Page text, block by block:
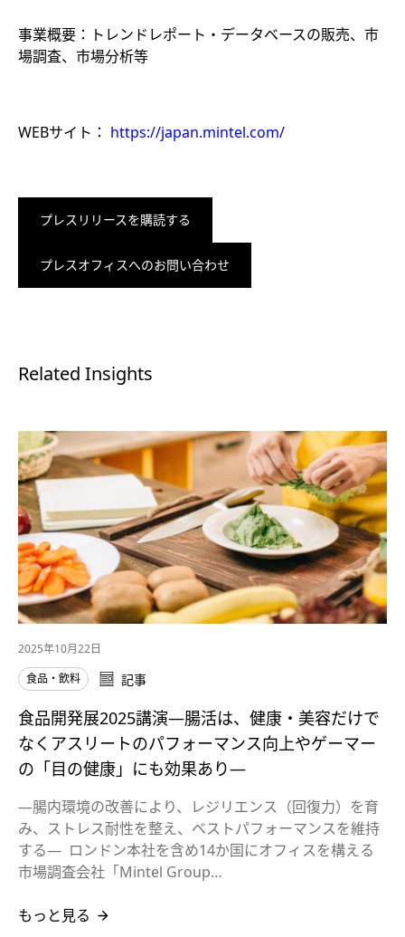
事業概要：トレンドレポート・データベースの販売、市
場調査、市場分析等
WEBサイト： https://japan.mintel.com/
プレスリリースを購読する
プレスオフィスへのお問い合わせ
Related Insights
2025年10月22日
食品・飲料
記事
食品開発展2025講演―腸活は、健康・美容だけで
なくアスリートのパフォーマンス向上やゲーマー
の「目の健康」にも効果あり―
―腸内環境の改善により、レジリエンス（回復力）を育
み、ストレス耐性を整え、ベストパフォーマンスを維持
する― ロンドン本社を含め14か国にオフィスを構える
市場調査会社「Mintel Group…
もっと見る